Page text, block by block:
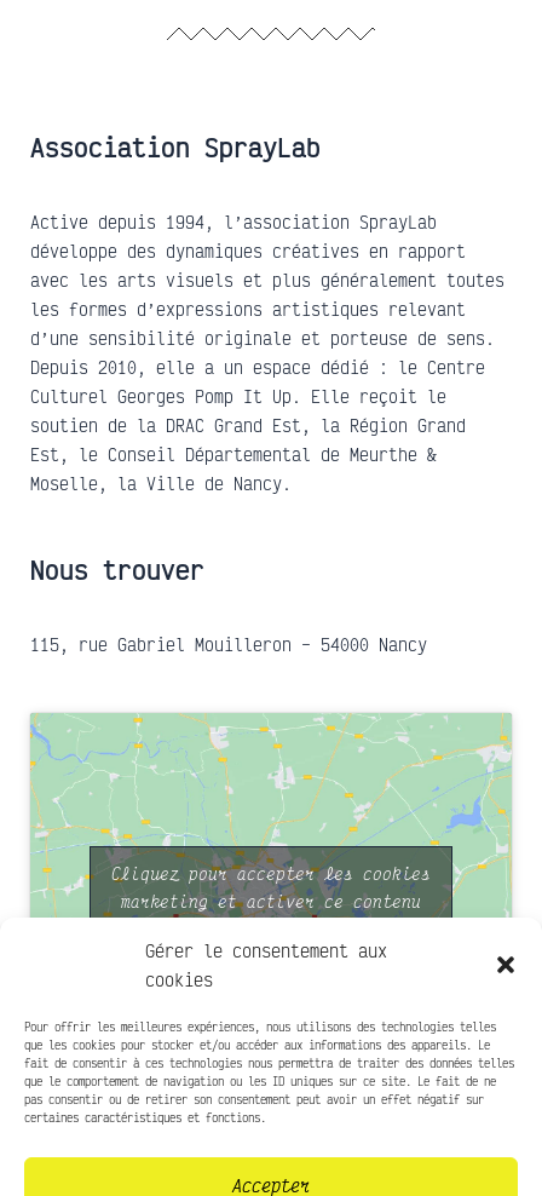
Gérer le consentement aux
cookies
Pour offrir les meilleures expériences, nous utilisons des technologies telles
que les cookies pour stocker et/ou accéder aux informations des appareils. Le
fait de consentir à ces technologies nous permettra de traiter des données telles
que le comportement de navigation ou les ID uniques sur ce site. Le fait de ne
pas consentir ou de retirer son consentement peut avoir un effet négatif sur
certaines caractéristiques et fonctions.
Accepter
Association SprayLab
Active depuis 1994, l’association SprayLab
développe des dynamiques créatives en rapport
avec les arts visuels et plus généralement toutes
les formes d’expressions artistiques relevant
d’une sensibilité originale et porteuse de sens.
Depuis 2010, elle a un espace dédié : le Centre
Culturel Georges Pomp It Up. Elle reçoit le
soutien de la DRAC Grand Est, la Région Grand
Est, le Conseil Départemental de Meurthe &
Moselle, la Ville de Nancy.
Nous trouver
115, rue Gabriel Mouilleron – 54000 Nancy
Cliquez pour accepter les cookies
marketing et activer ce contenu
Infos pratiques